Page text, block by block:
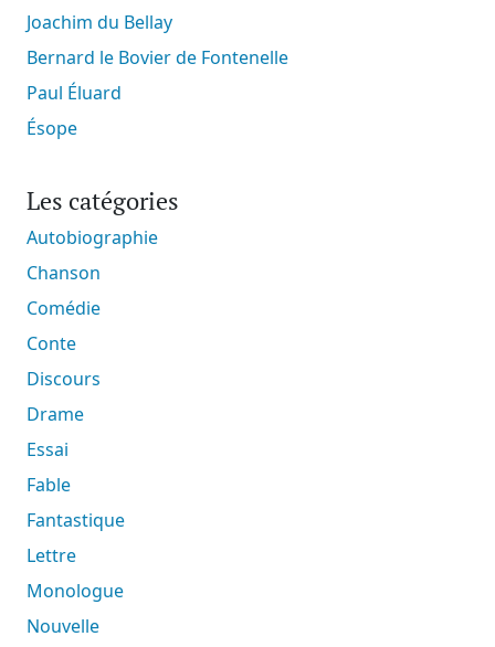
Joachim du Bellay
Bernard le Bovier de Fontenelle
Paul Éluard
Ésope
Les catégories
Autobiographie
Chanson
Comédie
Conte
Discours
Drame
Essai
Fable
Fantastique
Lettre
Monologue
Nouvelle